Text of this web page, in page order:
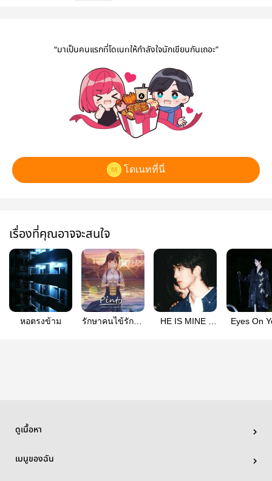
“มาเป็นคนแรกที่โดเนทให้กำลังใจนักเขียนกันเถอะ”
โดเนทที่นี่
เรื่องที่คุณอาจจะสนใจ
หอตรงข้าม
รักษาคนไข้รักษา
HE IS MINE |
Eyes On
ดูเนื้อหา
เมนูของฉัน